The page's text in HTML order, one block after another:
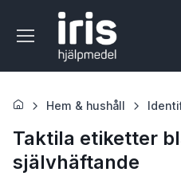
Hem & hushåll
Taktila etiketter
självhäftande